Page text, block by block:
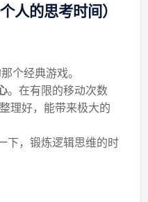
人的思考时间）
个经典游戏。
。在有限的移动次数
理好，能带来极大的
下，锻炼逻辑思维的时